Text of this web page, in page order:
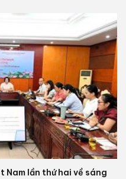
Nam lần thứ hai về sáng